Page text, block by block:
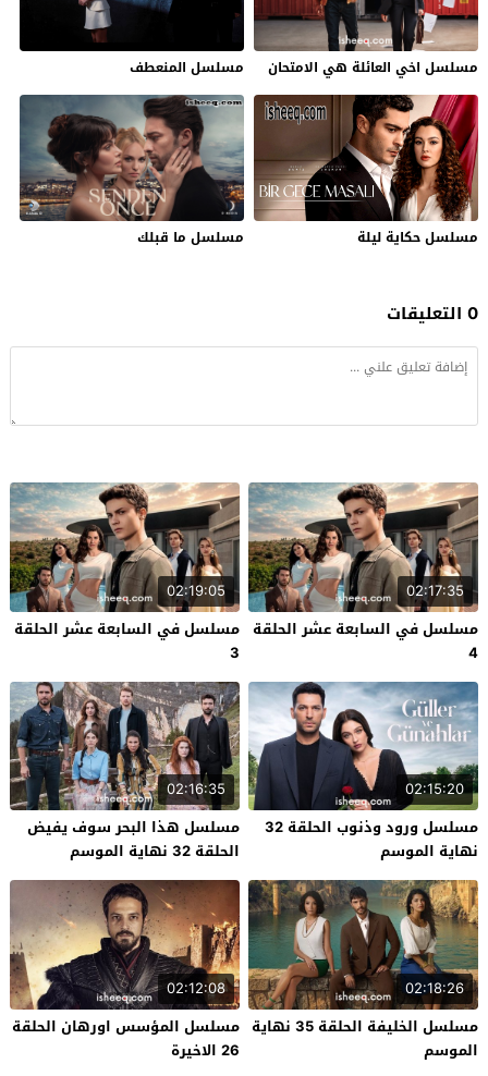
مسلسل اخي العائلة هي الامتحان مسلسل المنعطف
مسلسل حكاية ليلة مسلسل ما قبلك
0 التعليقات
02:17:35
مسلسل في السابعة عشر الحلقة
4
02:19:05
مسلسل في السابعة عشر الحلقة
3
02:15:20
مسلسل ورود وذنوب الحلقة 32
نهاية الموسم
02:16:35
مسلسل هذا البحر سوف يفيض
الحلقة 32 نهاية الموسم
02:18:26
مسلسل الخليفة الحلقة 35 نهاية
الموسم
02:12:08
مسلسل المؤسس اورهان الحلقة
26 الاخيرة